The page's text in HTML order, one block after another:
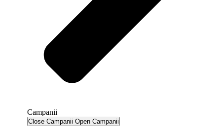
Campanii
Close Campanii Open Campanii